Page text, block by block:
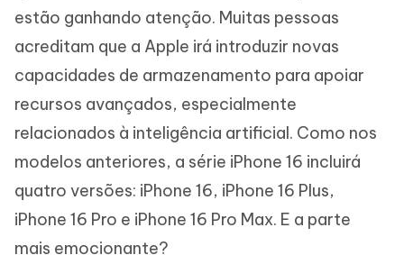
estão ganhando atenção. Muitas pessoas
acreditam que a Apple irá introduzir novas
capacidades de armazenamento para apoiar
recursos avançados, especialmente
relacionados à inteligência artificial. Como nos
modelos anteriores, a série iPhone 16 incluirá
quatro versões: iPhone 16, iPhone 16 Plus,
iPhone 16 Pro e iPhone 16 Pro Max. E a parte
mais emocionante?